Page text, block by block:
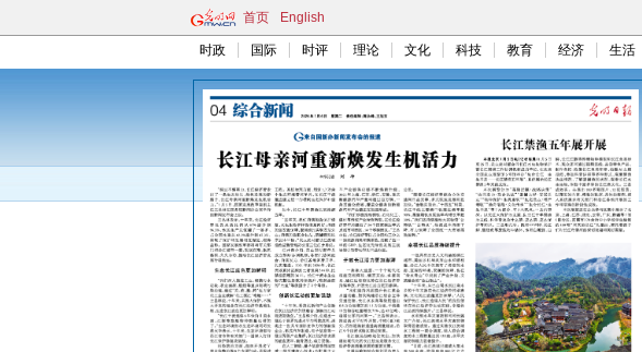
首页 English
时政 国际 时评 理论 文化 科技 教育 经济 生活